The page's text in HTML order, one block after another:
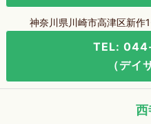
神奈川県川崎市高津区新
TEL:
（デイ
西